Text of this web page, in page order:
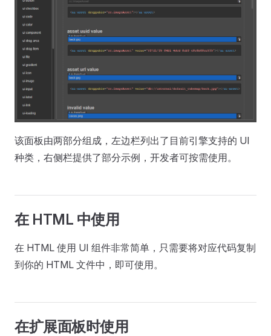
该面板由两部分组成，左边栏列出了目前引擎支持的 UI
种类，右侧栏提供了部分示例，开发者可按需使用。
在 HTML 中使用
在 HTML 使用 UI 组件非常简单，只需要将对应代码复制
到你的 HTML 文件中，即可使用。
在扩展面板时使用